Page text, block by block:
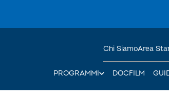
PROGRAMMI DOCFILM
Chi SiamoArea